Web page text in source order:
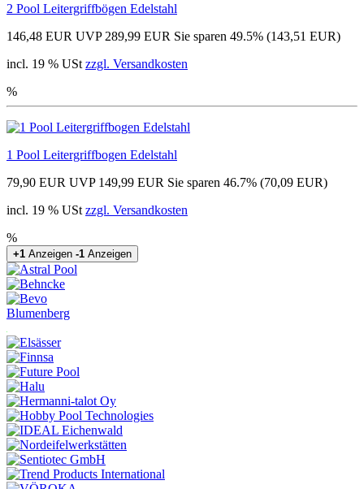
2 Pool Leitergriffbögen Edelstahl
146,48 EUR UVP 289,99 EUR Sie sparen 49.5% (143,51 EUR)
incl. 19 % USt zzgl. Versandkosten
%
1 Pool Leitergriffbogen Edelstahl
79,90 EUR UVP 149,99 EUR Sie sparen 46.7% (70,09 EUR)
incl. 19 % USt zzgl. Versandkosten
%
+1 Anzeigen -1 Anzeigen
Blumenberg